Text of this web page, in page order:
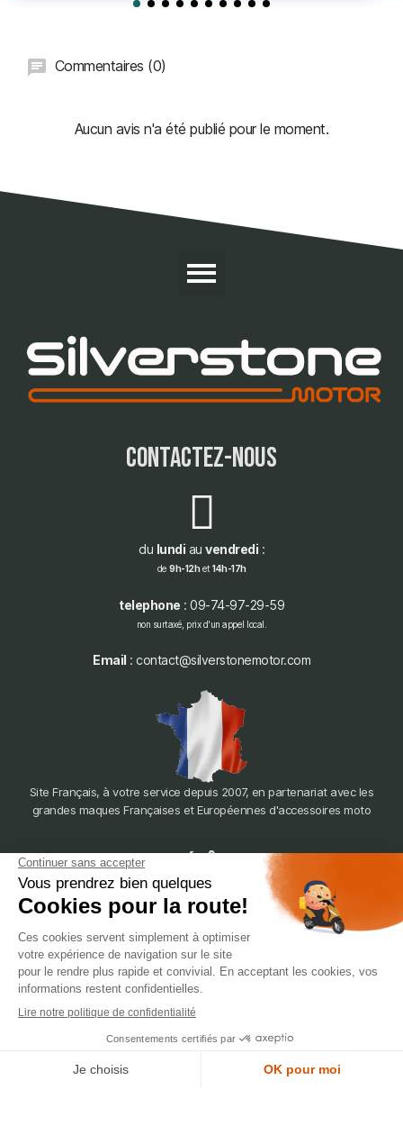
Commentaires (0)
Aucun avis n'a été publié pour le moment.
contactez-nous
du lundi au vendredi :
de 9h-12het 14h-17h
telephone : 09-74-97-29-59
non surtaxé, prix d'un appel local.
Email : contact@silverstonemotor.com
Site Français, à votre service depuis 2007, en partenariat avec les
grandes maques Françaises et Européennes d'accessoires moto
388 Av. Charles de Gaulle, 69200 Vénissieux
© 2007-2025 Silverstone Motor